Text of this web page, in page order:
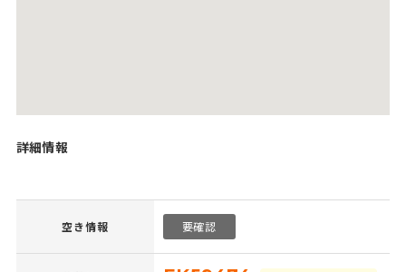
詳細情報
空き情報 要確認